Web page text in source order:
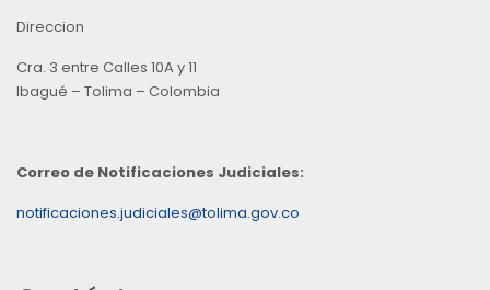
Direccion
Cra. 3 entre Calles 10A y 11
Ibagué – Tolima – Colombia
Correo de Notificaciones Judiciales:
notificaciones.judiciales@tolima.gov.co